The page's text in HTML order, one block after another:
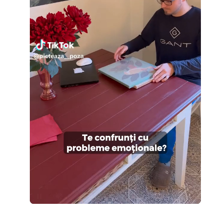
Unmute Loaded:
100.00%